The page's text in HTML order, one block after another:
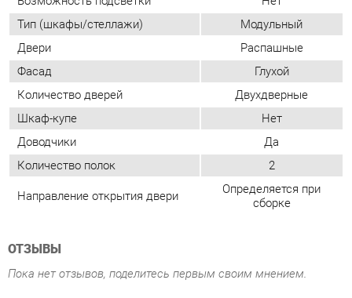
Шкаф-купе
Нет
Доводчики
Да
Количество полок 2
Направление открытия двери
Определяется при
сборке
ОТЗЫВЫ
Пока нет отзывов, поделитесь первым своим мнением.